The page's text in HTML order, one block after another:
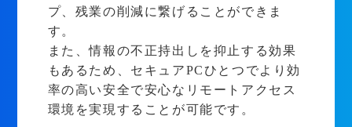
プ、残業の削減に繋げることができま
す。
また、情報の不正持出しを抑止する効果
もあるため、セキュアPCひとつでより効
率の高い安全で安心なリモートアクセス
環境を実現することが可能です。